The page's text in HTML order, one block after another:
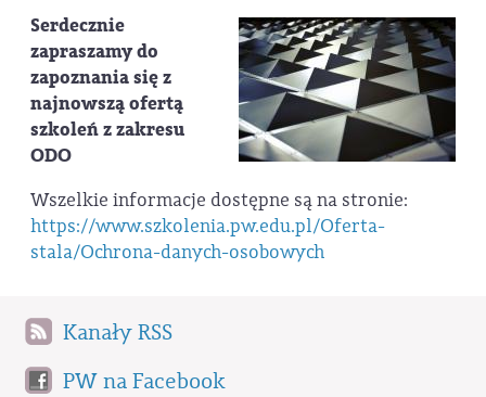
Serdecznie
zapraszamy do
zapoznania się z
najnowszą ofertą
szkoleń z zakresu
ODO
Wszelkie informacje dostępne są na stronie:
https://www.szkolenia.pw.edu.pl/Oferta-
stala/Ochrona-danych-osobowych
Kanały RSS
PW na Facebook